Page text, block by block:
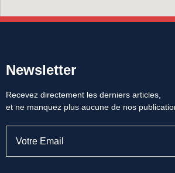
Newsletter
Recevez directement les derniers articles,
et ne manquez plus aucune de nos